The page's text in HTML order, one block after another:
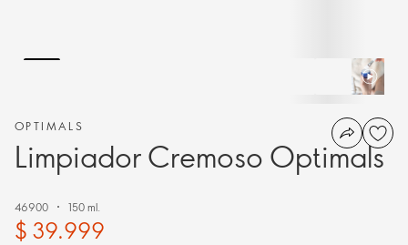
OPTIMALS
Limpiador Cremoso Optimals
46900 150 ml.
$ 39.999